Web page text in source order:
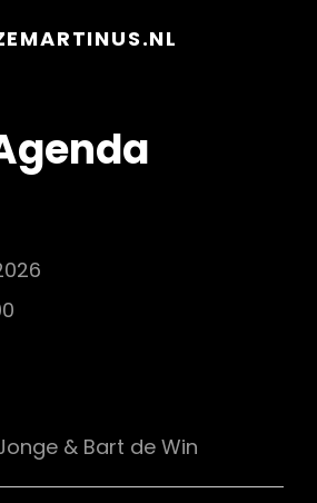
& Bart de Win